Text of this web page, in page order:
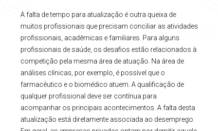
A falta de tempo para atualização é outra queixa de
muitos profissionais que precisam conciliar as atividades
profissionais, acadêmicas e familiares. Para alguns
profissionais de saúde, os desafios estão relacionados à
competição pela mesma área de atuação. Na área de
análises clínicas, por exemplo, é possível que o
farmacêutico e o biomédico atuem. A qualificação de
qualquer profissional deve ser contínua para
acompanhar os principais acontecimentos. A falta desta
atualização está diretamente associada ao desemprego.